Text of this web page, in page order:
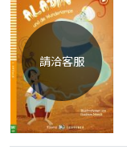
請洽客服